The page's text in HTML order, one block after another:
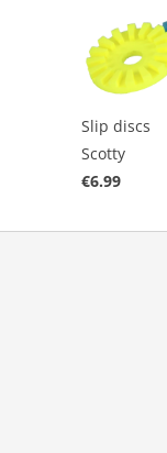
Slip discs
Scotty
€6.99